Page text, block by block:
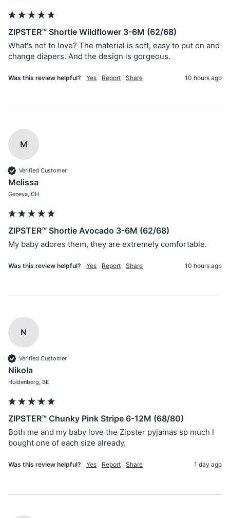
ZIPSTER™ Shortie Wildflower 3-6M (62/68)
What's not to love? The material is soft, easy to put on and
change diapers. And the design is gorgeous.
Was this review helpful? Yes Report Share 10 hours ago
M
Verified Customer
Melissa
Geneva, CH
ZIPSTER™ Shortie Avocado 3-6M (62/68)
My baby adores them, they are extremely comfortable.
Was this review helpful? Yes Report Share 10 hours ago
N
Verified Customer
Nikola
Huldenberg, BE
ZIPSTER™ Chunky Pink Stripe 6-12M (68/80)
Both me and my baby love the Zipster pyjamas sp much I
bought one of each size already.
Was this review helpful? Yes Report Share 1 day ago